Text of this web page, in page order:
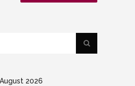
August 2026